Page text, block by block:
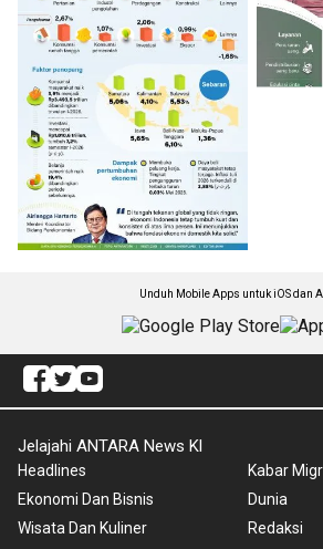
Unduh Mobile Apps untuk iOS dan
Jelajahi ANTARA News Kl
Headlines
Ekonomi Dan Bisnis
Wisata Dan Kuliner
Kabar
Dunia
Redaksi